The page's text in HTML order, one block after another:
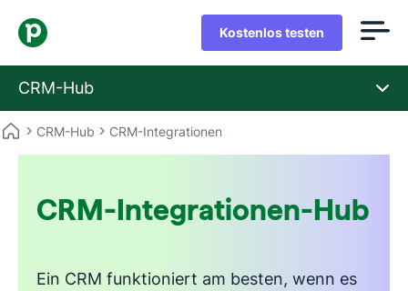
Kostenlos testen
CRM-Hub
CRM-Hub CRM-Integrationen
CRM-Integrationen-Hub
Ein CRM funktioniert am besten, wenn es